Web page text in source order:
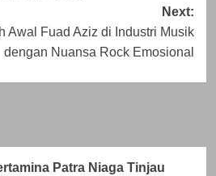
Next:
Awal Fuad Aziz di Industri Musik
dengan Nuansa Rock Emosional
Patra Niaga Tinjau